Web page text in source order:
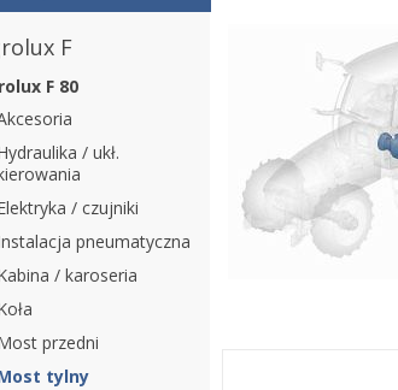
F
F 80
/ ukł.
/ czujniki
pneumatyczna
/ karoseria
przedni
tylny